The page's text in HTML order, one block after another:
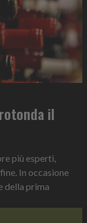
il
più esperti,
In occasione
della prima